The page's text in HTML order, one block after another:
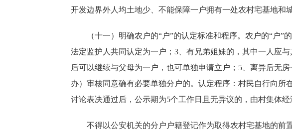
开发边界外人均土地少、不能保障一户拥有一处农村宅基地和
（十一）明确农户的“户”的认定标准和程序。农户的“户”
法定监护人共同认定为一户；3、有兄弟姐妹的，其中一人应
后可以继续与父母为一户，也可单独申请立户；5、离异后无
办）审核同意确有必要单独分户的。认定程序：村民自行向
讨论表决通过后，公示期为5个工作日且无异议的，由村集体
不得以公安机关的分户户籍登记作为取得农村宅基地的前置